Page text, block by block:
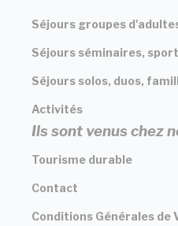
Séjours groupes
Séjours séminaires,
Séjours solos, duos,
Activités
Ils sont venus chez
Tourisme durable
Contact
Conditions Générales de